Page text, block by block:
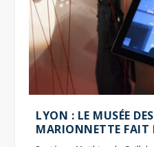
LYON : LE MUSÉE
MARIONNETTE FAIT